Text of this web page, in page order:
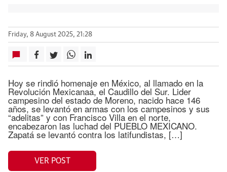
Friday, 8 August 2025, 21:28
Hoy se rindió homenaje en México, al llamado en la
Revolución Mexicanaa, el Caudillo del Sur. Lider
campesino del estado de Moreno, nacido hace 146
años, se levantó en armas con los campesinos y sus
“adelitas” y con Francisco Villa en el norte,
encabezaron las luchad del PUEBLO MEXICANO.
Zapatá se levantó contra los latifundistas, […]
VER POST